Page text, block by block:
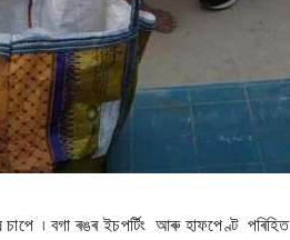
৷ বগা ৰঙৰ ইচপৰ্টিং আৰু হাফপেণ্ট